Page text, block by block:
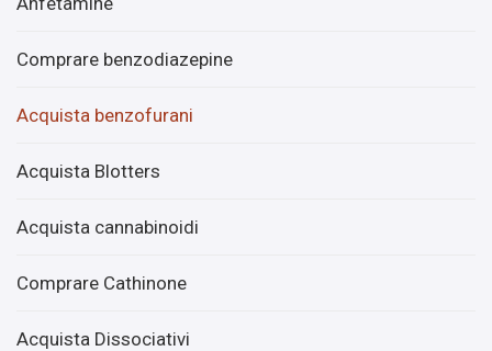
Comprare benzodiazepine
Acquista benzofurani
Acquista Blotters
Acquista cannabinoidi
Comprare Cathinone
Acquista Dissociativi